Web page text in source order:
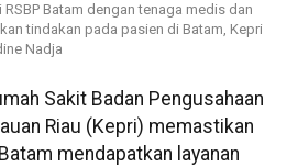
Batam dengan tenaga medis dan
tindakan pada pasien di Batam, Kepri
Nadja
Sakit Badan Pengusahaan
Riau (Kepri) memastikan
mendapatkan layanan